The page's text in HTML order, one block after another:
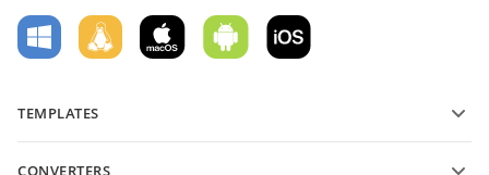
TEMPLATES
CONVERTERS